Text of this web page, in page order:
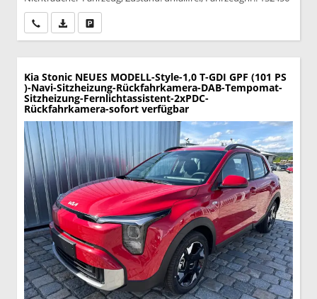
Wir rufen Sie anPDF-Datei, Fahrzeugexposé drucken
Kia Stonic NEUES MODELL-Style-1,0 T-GDI GPF (101 PS
)-Navi-Sitzheizung-Rückfahrkamera-DAB-Tempomat-
Sitzheizung-Fernlichtassistent-2xPDC-
Rückfahrkamera-sofort verfügbar